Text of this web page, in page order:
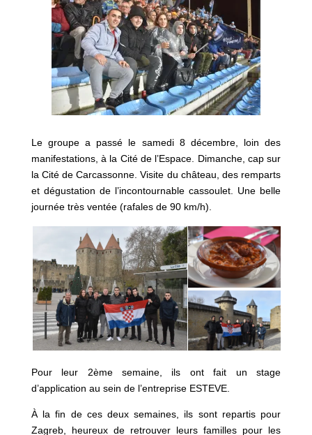
Le groupe a passé le samedi 8 décembre, loin des
manifestations, à la Cité de l’Espace. Dimanche, cap sur
la Cité de Carcassonne. Visite du château, des remparts
et dégustation de l’incontournable cassoulet. Une belle
journée très ventée (rafales de 90 km/h).
Pour leur 2ème semaine, ils ont fait un stage
d’application au sein de l’entreprise ESTEVE.
À la fin de ces deux semaines, ils sont repartis pour
Zagreb, heureux de retrouver leurs familles pour les